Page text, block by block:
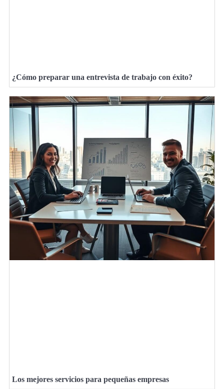
¿Cómo preparar una entrevista de trabajo con éxito?
Los mejores servicios para pequeñas empresas